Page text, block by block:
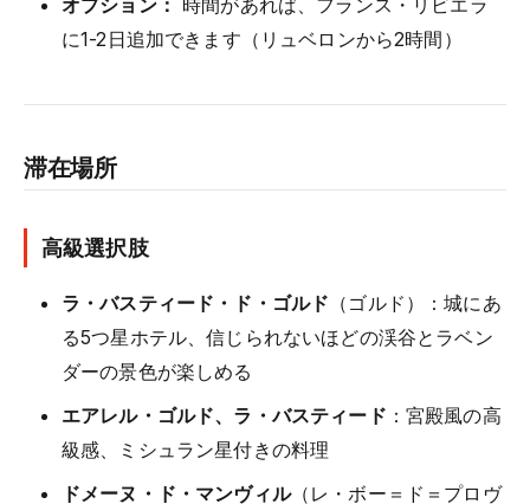
オプション： 時間があれば、フランス・リビエラ
に1-2日追加できます（リュベロンから2時間）
滞在場所
高級選択肢
ラ・バスティード・ド・ゴルド （ゴルド）：城にあ
る5つ星ホテル、信じられないほどの渓谷とラベン
ダーの景色が楽しめる
エアレル・ゴルド、ラ・バスティード ：宮殿風の高
級感、ミシュラン星付きの料理
ドメーヌ・ド・マンヴィル（レ・ボー＝ド＝プロヴ